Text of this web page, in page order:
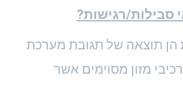
סבילות/רגישות?
הן תוצאה של תגובת מערכת
מזון מסוימים אשר